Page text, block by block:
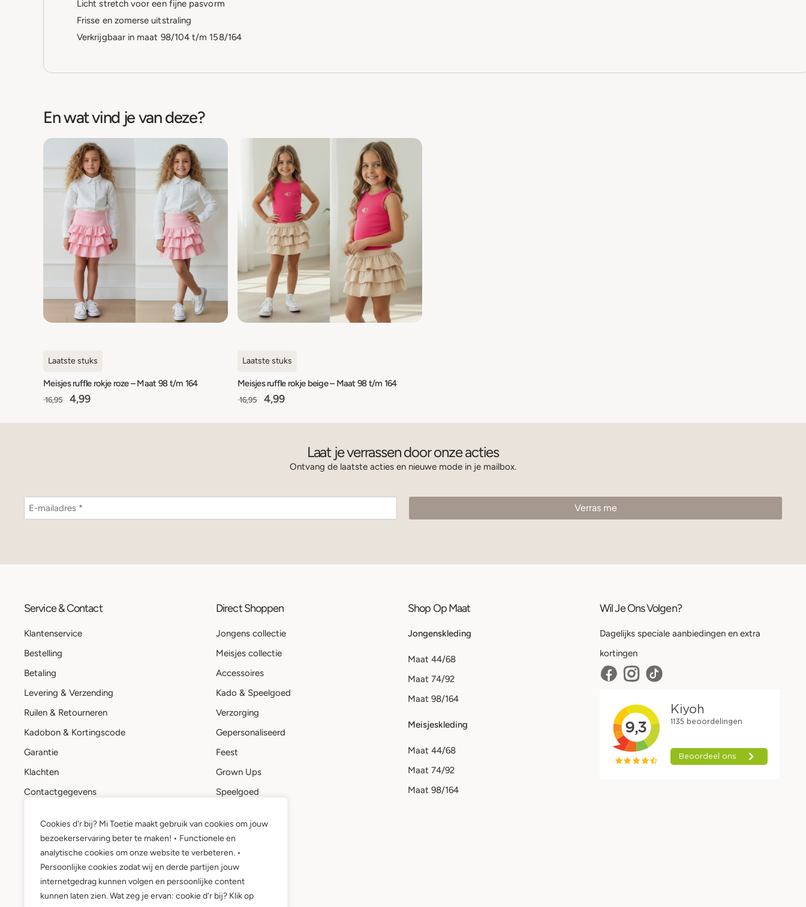
Cookies d'r bij? Mi Toetie maakt gebruik van cookies om jouw
bezoekerservaring beter te maken! • Functionele en
analytische cookies om onze website te verbeteren. •
Persoonlijke cookies zodat wij en derde partijen jouw
internetgedrag kunnen volgen en persoonlijke content
kunnen laten zien. Wat zeg je ervan: cookie d'r bij? Klik op
Licht stretch voor een fijne pasvorm
Frisse en zomerse uitstraling
Verkrijgbaar in maat 98/104 t/m 158/164
En wat vind je van deze?
Laatste stuks
Meisjes ruffle rokje roze – Maat 98 t/m 164
16,95 4,99
Laatste stuks
Meisjes ruffle rokje beige – Maat 98 t/m 164
16,95 4,99
Laat je verrassen door onze acties
Ontvang de laatste acties en nieuwe mode in je mailbox.
Service & Contact
Klantenservice
Bestelling
Betaling
Levering & Verzending
Ruilen & Retourneren
Kadobon & Kortingscode
Garantie
Klachten
Contactgegevens
Mi Toetie account
Wie is Mi Toetie?
Direct Shoppen
Jongens collectie
Meisjes collectie
Accessoires
Kado & Speelgoed
Verzorging
Gepersonaliseerd
Feest
Grown Ups
Speelgoed
Shop Op Maat
Jongenskleding
Maat 44/68
Maat 74/92
Maat 98/164
Meisjeskleding
Maat 44/68
Maat 74/92
Maat 98/164
Wil Je Ons Volgen?
Dagelijks speciale aanbiedingen en extra
kortingen